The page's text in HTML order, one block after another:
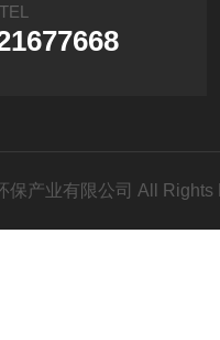
保产业有限公司 All